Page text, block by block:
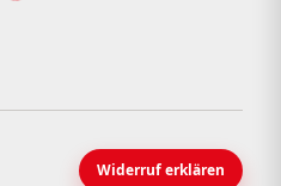
Widerruf erklären